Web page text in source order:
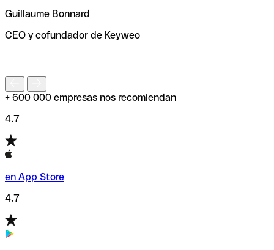
de enviar tu transferencia.
Guillaume Bonnard
CEO y cofundador de Keyweo
+ 600 000 empresas nos recomiendan
4.7
en App Store
4.7